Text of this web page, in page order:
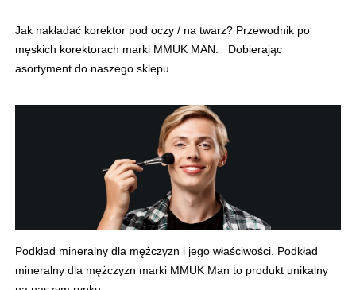
Jak nakładać korektor pod oczy / na twarz? Przewodnik po
męskich korektorach marki MMUK MAN. Dobierając
asortyment do naszego sklepu...
Podkład mineralny dla mężczyzn i jego właściwości. Podkład
mineralny dla mężczyzn marki MMUK Man to produkt unikalny